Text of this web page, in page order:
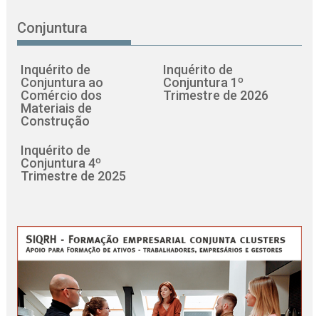
Conjuntura
Inquérito de
Conjuntura ao
Comércio dos
Materiais de
Construção
Inquérito de
Conjuntura 1º
Trimestre de 2026
Inquérito de
Conjuntura 4º
Trimestre de 2025